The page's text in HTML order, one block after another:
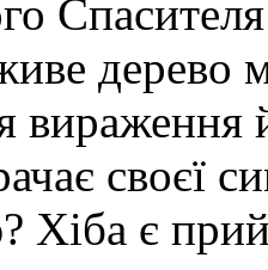
дерево
вираження
своєї
Хіба є